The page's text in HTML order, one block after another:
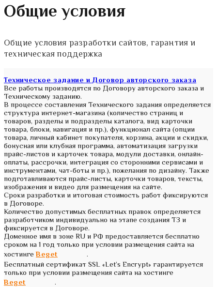
Общие условия
Общие условия разработки сайтов, гарантия и
техническая поддержка
Техническое задание и Договор авторского заказа
Все работы производятся по Договору авторского заказа и
Техническому заданию.
В процессе составления Технического задания определяется
структура интернет-магазина (количество страниц и
товаров, разделы и подразделы каталога, вид карточки
товара, блоки, навигация и пр.), функционал сайта (опции
товара, личный кабинет покупателя, корзина, акции и скидки,
бонусная или клубная программа, автоматизация загрузки
прайс-листов и карточек товара, модули доставки, онлайн-
оплаты, рассрочки, интеграция со сторонними сервисами и
инструментами, чат-боты и пр.), пожелания по дизайну. Также
подготавливаются прайс-листы, карточки товаров, тексты,
изображения и видео для размещения на сайте.
Сроки разработки и итоговая стоимость работ фиксируются
в Договоре.
Количество допустимых бесплатных правок определяется
разработчиком индивидуально на этапе создания ТЗ и
фиксируется в Договоре.
Доменное имя в зоне RU и РФ предоставляется бесплатно
сроком на 1 год только при условии размещения сайта на
хостингеBeget
.
Бесплатный сертификат SSL «Let’s Encrypt» гарантируется
только при условии размещения сайта на хостинге
Beget
.